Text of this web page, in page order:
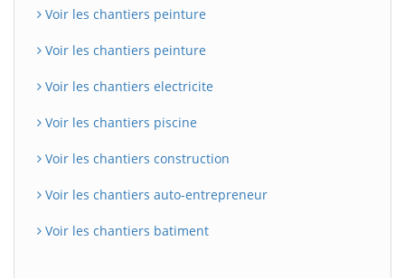
Voir les chantiers peinture
Voir les chantiers peinture
Voir les chantiers electricite
Voir les chantiers piscine
Voir les chantiers construction
Voir les chantiers auto-entrepreneur
Voir les chantiers batiment